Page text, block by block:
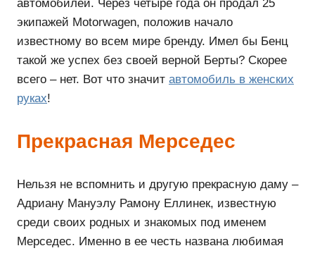
автомобилей. Через четыре года он продал 25
экипажей Motorwagen, положив начало
известному во всем мире бренду. Имел бы Бенц
такой же успех без своей верной Берты? Скорее
всего – нет. Вот что значит автомобиль в женских
руках!
Прекрасная Мерседес
Нельзя не вспомнить и другую прекрасную даму –
Адриану Мануэлу Рамону Еллинек, известную
среди своих родных и знакомых под именем
Мерседес. Именно в ее честь названа любимая